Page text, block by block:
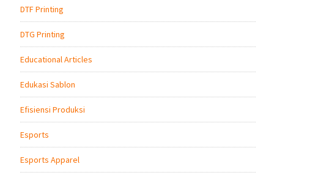
DTF Printing
DTG Printing
Educational Articles
Edukasi Sablon
Efisiensi Produksi
Esports
Esports Apparel